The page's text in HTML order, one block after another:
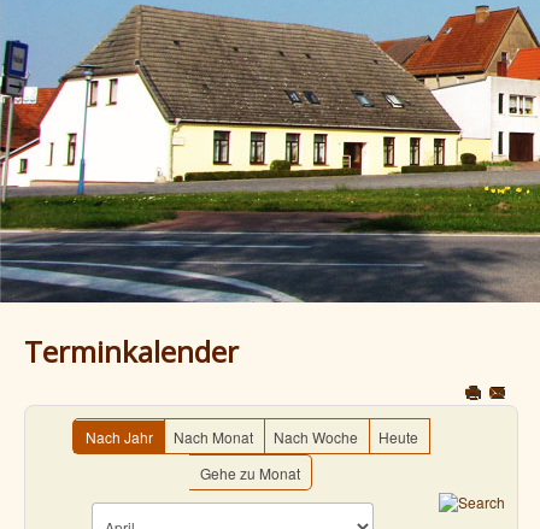
Terminkalender
Nach Jahr Nach Monat Nach Woche
Heute
Gehe zu Monat